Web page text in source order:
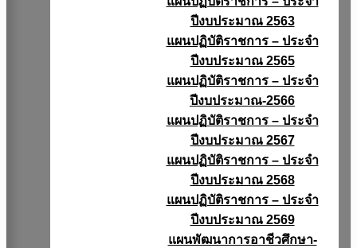
ปีงบประมาณ 2563
แผนปฏิบัติราชการ – ประจำ
ปีงบประมาณ 2565
แผนปฏิบัติราชการ – ประจำ
ปีงบประมาณ-2566
แผนปฏิบัติราชการ – ประจำ
ปีงบประมาณ 2567
แผนปฏิบัติราชการ – ประจำ
ปีงบประมาณ 2568
แผนปฏิบัติราชการ – ประจำ
ปีงบประมาณ 2569
แผนพัฒนาการอาชีวศึกษา-